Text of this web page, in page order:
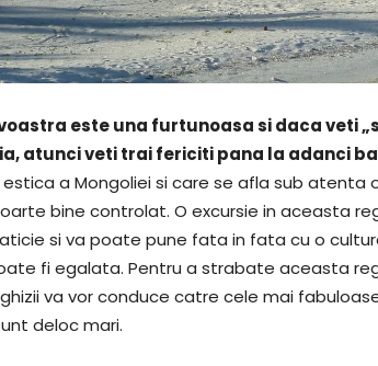
este una furtunoasa si daca veti
atunci veti trai fericiti pana la adanci
a Mongoliei si care se afla sub atenta
bine controlat. O excursie in aceasta
si va poate pune fata in fata cu o
fi egalata. Pentru a strabate aceasta
va vor conduce catre cele mai
deloc mari.